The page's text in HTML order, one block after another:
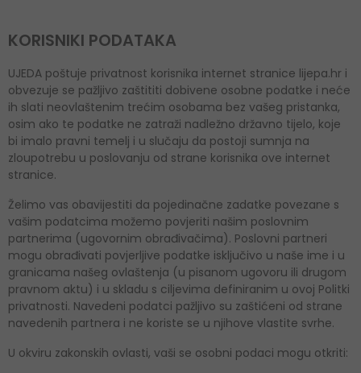
KORISNIKI PODATAKA
UJEDA poštuje privatnost korisnika internet stranice lijepa.hr i
obvezuje se pažljivo zaštititi dobivene osobne podatke i neće
ih slati neovlaštenim trećim osobama bez vašeg pristanka,
osim ako te podatke ne zatraži nadležno državno tijelo, koje
bi imalo pravni temelj i u slučaju da postoji sumnja na
zloupotrebu u poslovanju od strane korisnika ove internet
stranice.
Želimo vas obavijestiti da pojedinačne zadatke povezane s
vašim podatcima možemo povjeriti našim poslovnim
partnerima (ugovornim obrađivačima). Poslovni partneri
mogu obrađivati ​​povjerljive podatke isključivo u naše ime i u
granicama našeg ovlaštenja (u pisanom ugovoru ili drugom
pravnom aktu) i u skladu s ciljevima definiranim u ovoj Politki
privatnosti. Navedeni podatci pažljivo su zaštićeni od strane
navedenih partnera i ne koriste se u njihove vlastite svrhe.
U okviru zakonskih ovlasti, vaši se osobni podaci mogu otkriti: